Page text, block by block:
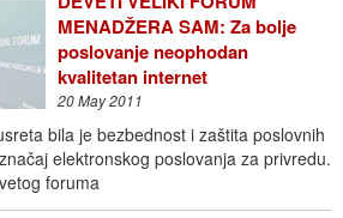
MENADŽERA SAM: Za bolje
poslovanje neophodan
kvalitetan internet
20 May 2011
bila je bezbednost i zaštita poslovnih
elektronskog poslovanja za privredu.
foruma